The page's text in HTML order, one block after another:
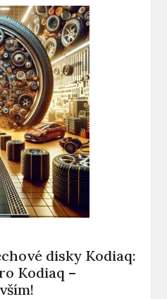
disky Kodiaq:
Kodiaq –